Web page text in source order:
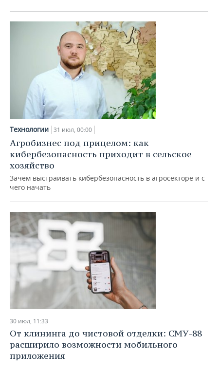
Технологии 31 июл, 00:00
Агробизнес под прицелом: как
кибербезопасность приходит в сельское
хозяйство
Зачем выстраивать кибербезопасность в агросекторе и с
чего начать
30 июл, 11:33
От клининга до чистовой отделки: СМУ-88
расширило возможности мобильного
приложения